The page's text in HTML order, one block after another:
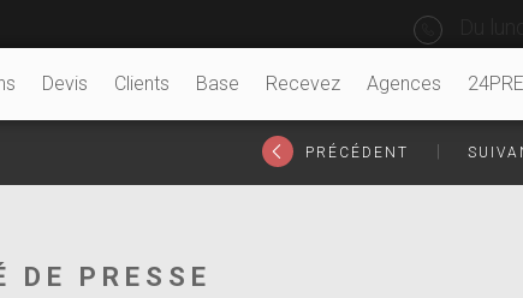
Devis Clients Base Recevez Agences
PRÉCÉDENT
DE PRESSE